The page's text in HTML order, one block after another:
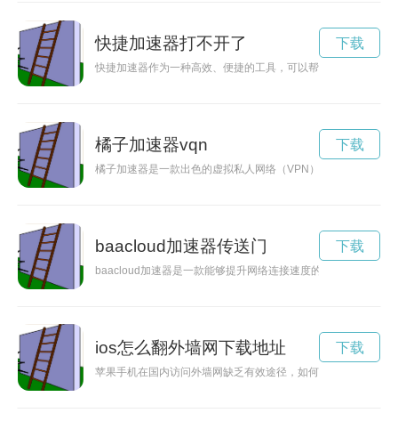
快捷加速器打不开了
快捷加速器作为一种高效、便捷的工具，可以帮助用户提升网
下载
橘子加速器vqn
橘子加速器是一款出色的虚拟私人网络（VPN）工具，通过优
下载
baacloud加速器传送门
baacloud加速器是一款能够提升网络连接速度的工具，帮助用
下载
ios怎么翻外墙网下载地址
苹果手机在国内访问外墙网缺乏有效途径，如何使用科学的方
下载